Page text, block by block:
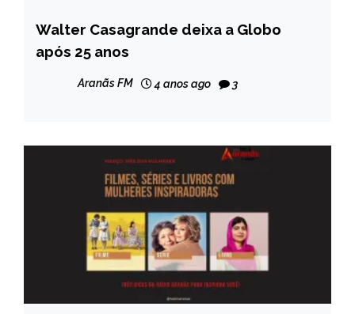
ENTRETENIMENTO
Walter Casagrande deixa a Globo
após 25 anos
Aranãs FM 4 anos ago 3